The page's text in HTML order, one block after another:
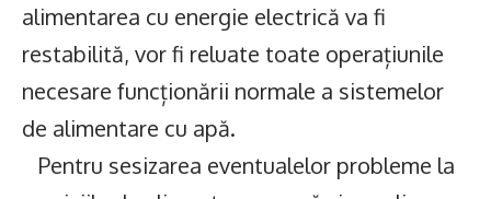
alimentarea cu energie electrică va fi
restabilită, vor fi reluate toate operațiunile
necesare funcționării normale a sistemelor
de alimentare cu apă.
Pentru sesizarea eventualelor probleme la